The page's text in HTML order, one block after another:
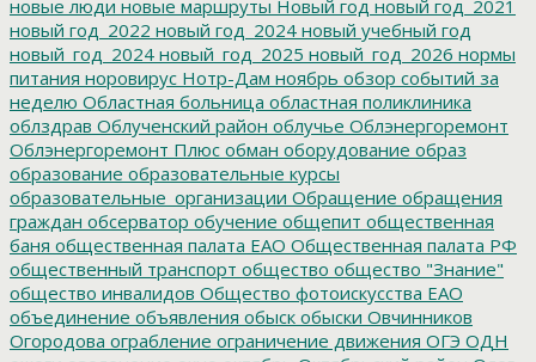
новые люди новые маршруты Новый год новый год_2021
новый год_2022 новый год_2024 новый учебный год
новый_год_2024 новый_год_2025 новый_год_2026 нормы
питания норовирус Нотр-Дам ноябрь обзор событий за
неделю Областная больница областная поликлиника
облздрав Облученский район облучье Облэнергоремонт
Облэнергоремонт Плюс обман оборудование образ
образование образовательные курсы
образовательные_организации Обращение обращения
граждан обсерватор обучение общепит общественная
баня общественная палата ЕАО Общественная палата РФ
общественный транспорт общество общество "Знание"
общество инвалидов Общество фотоискусства ЕАО
объединение объявления обыск обыски Овчинников
Огородова ограбление ограничение движения ОГЭ ОДН